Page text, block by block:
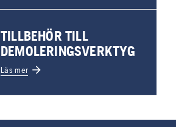
TILLBEHÖR TILL
DEMOLERINGSVERKTYG
Läs mer